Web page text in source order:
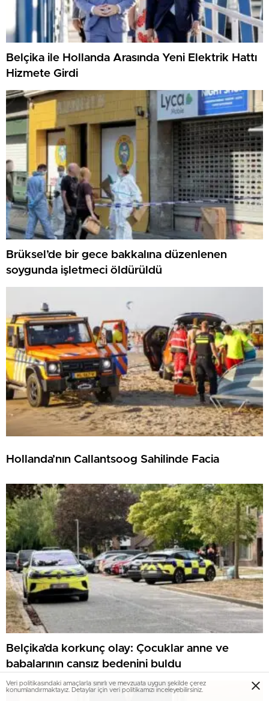
Belçika ile Hollanda Arasında Yeni Elektrik Hattı
Hizmete Girdi
Brüksel’de bir gece bakkalına düzenlenen
soygunda işletmeci öldürüldü
Hollanda’nın Callantsoog Sahilinde Facia
Belçika’da korkunç olay: Çocuklar anne ve
babalarının cansız bedenini buldu
Veri politikasındaki amaçlarla sınırlı ve mevzuata uygun şekilde çerez
konumlandırmaktayız. Detaylar için veri politikamızı inceleyebilirsiniz.